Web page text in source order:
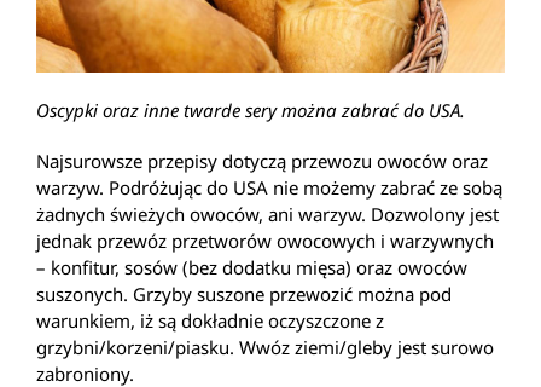
Oscypki oraz inne twarde sery można zabrać do USA.
Najsurowsze przepisy dotyczą przewozu owoców oraz
warzyw. Podróżując do USA nie możemy zabrać ze sobą
żadnych świeżych owoców, ani warzyw. Dozwolony jest
jednak przewóz przetworów owocowych i warzywnych
– konfitur, sosów (bez dodatku mięsa) oraz owoców
suszonych. Grzyby suszone przewozić można pod
warunkiem, iż są dokładnie oczyszczone z
grzybni/korzeni/piasku. Wwóz ziemi/gleby jest surowo
zabroniony.